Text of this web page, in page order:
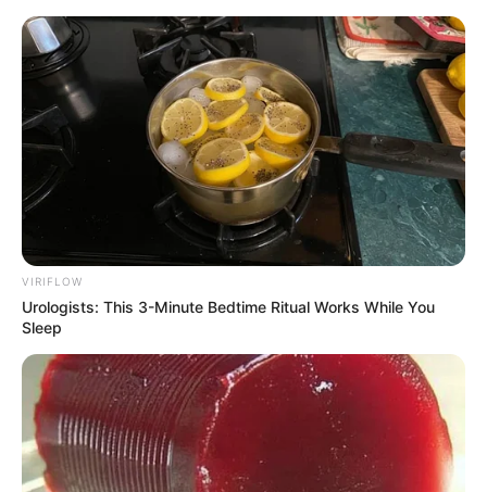
HOME
INSPIRASI
STYLE
FILM &
SERIES
NGAKAK
QUOTES
HYPE
MORE
VIRIFLOW
Urologists: This 3-Minute Bedtime Ritual Works While You
Sleep